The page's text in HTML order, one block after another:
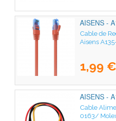
AISENS -
Cable de
Aisens
1,99 €
AISENS -
Cable
0163/